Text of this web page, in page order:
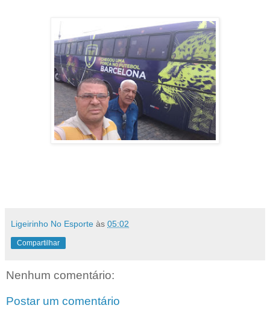
Ligeirinho No Esporte às 05:02
Compartilhar
Nenhum comentário:
Postar um comentário